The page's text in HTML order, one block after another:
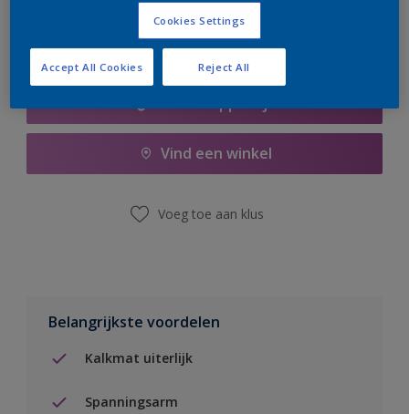
Vind een winkel
Voeg toe aan klus
Belangrijkste voordelen
Kalkmat uiterlijk
Spanningsarm
Cookies Settings
Reject All
Accept All Cookies